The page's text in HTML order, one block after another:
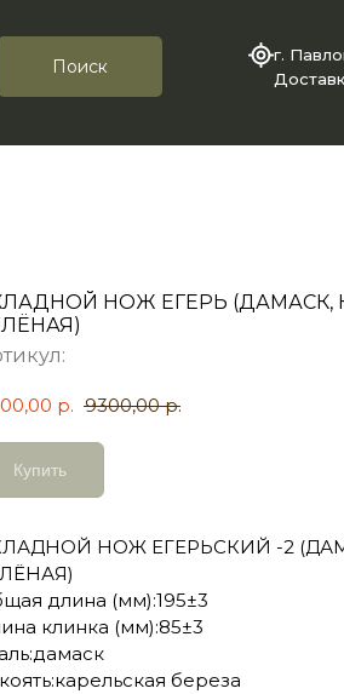
г.
Поиск
НОЖ ЕГЕРЬ (ДАМАСК,
р. 9300,00 р.
Купить
НОЖ ЕГЕРЬСКИЙ -2
длина (мм):195±3
клинка (мм):85±3
береза